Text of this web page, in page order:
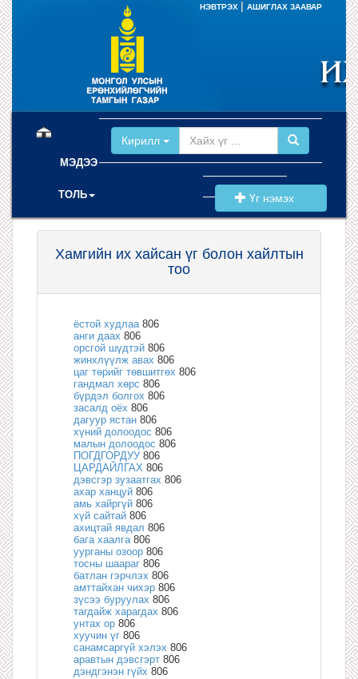
НЭВТРЭХ АШИГЛАХ ЗААВАР
МЭДЭЭ
ТОЛЬ
Кирилл
Үг нэмэх
Хамгийн их хайсан үг болон хайлтын
тоо
ёстой худлаа 806
анги даах 806
орсгой шүдтэй 806
жинхлүүлж авах 806
цаг төрийг төвшитгөх 806
гандмал хөрс 806
бүрдэл болгох 806
засалд оёх 806
дагуур ястан 806
хүний долоодос 806
малын долоодос 806
ПОГДГОРДУУ 806
ЦАРДАЙЛГАХ 806
дэвсгэр зузаатгах 806
ахар ханцуй 806
амь хайргүй 806
хүй сайтай 806
ахицтай явдал 806
бага хаалга 806
уурганы озоор 806
тосны шаараг 806
батлан гэрчлэх 806
амттайхан чихэр 806
зүсээ буруулах 806
тагдайж харагдах 806
унтах ор 806
хуучин үг 806
санамсаргүй хэлэх 806
аравтын дэвсгэрт 806
дэндгэнэн гүйх 806